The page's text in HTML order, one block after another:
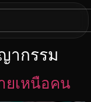
ากรรม
ยเหนือคน